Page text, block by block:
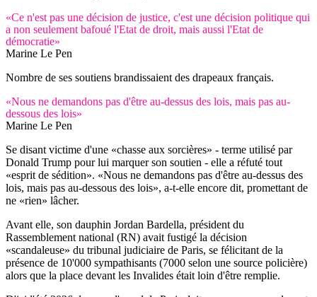
«Ce n'est pas une décision de justice, c'est une décision politique qui
a non seulement bafoué l'Etat de droit, mais aussi l'Etat de
démocratie»
Marine Le Pen
Nombre de ses soutiens brandissaient des drapeaux français.
«Nous ne demandons pas d'être au-dessus des lois, mais pas au-
dessous des lois»
Marine Le Pen
Se disant victime d'une «chasse aux sorcières» - terme utilisé par
Donald Trump pour lui marquer son soutien - elle a réfuté tout
«esprit de sédition». «Nous ne demandons pas d'être au-dessus des
lois, mais pas au-dessous des lois», a-t-elle encore dit, promettant de
ne «rien» lâcher.
Avant elle, son dauphin Jordan Bardella, président du
Rassemblement national (RN) avait fustigé la décision
«scandaleuse» du tribunal judiciaire de Paris, se félicitant de la
présence de 10'000 sympathisants (7000 selon une source policière)
alors que la place devant les Invalides était loin d'être remplie.